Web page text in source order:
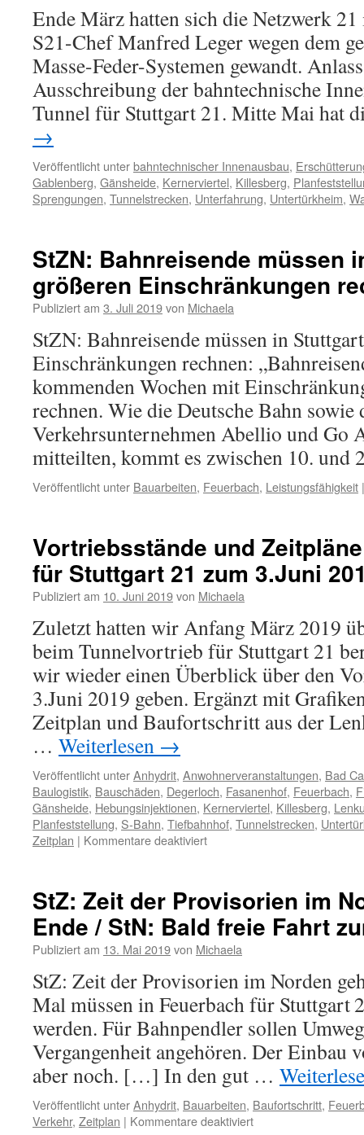
Ende März hatten sich die Netzwerk
S21-Chef Manfred Leger wegen dem
Masse-Feder-Systemen gewandt.
Ausschreibung der bahntechnische
Tunnel für Stuttgart 21. Mitte Mai hat
→
Veröffentlicht unterbahntechnischer Innenausbau,
Gablenberg, Gänsheide, Kernerviertel, Killesberg,
Sprengungen, Tunnelstrecken, Unterfahrung, Untertürkheim,
StZN: Bahnreisende müssen
größeren Einschränkungen
Publiziert am 3. Juli 2019von Michaela
StZN: Bahnreisende müssen in
Einschränkungen rechnen:
kommenden Wochen mit
rechnen. Wie die Deutsche Bahn sowie
Verkehrsunternehmen Abellio und Go
mitteilten, kommt es zwischen 10.
Veröffentlicht unter Bauarbeiten, Feuerbach, Leistungsfähigkeit |
Vortriebsstände und
für Stuttgart 21 zum 3.Juni
Publiziert am 10. Juni 2019von Michaela
Zuletzt hatten wir Anfang März 2019
beim Tunnelvortrieb für Stuttgart 21
wir wieder einen Überblick über den
3.Juni 2019 geben. Ergänzt mit
Zeitplan und Baufortschritt aus der
… Weiterlesen →
Veröffentlicht unterAnhydrit, Anwohnerveranstaltungen, Bad
Baulogistik, Bauschäden, Degerloch, Fasanenhof, Feuerbach,
Gänsheide, Hebungsinjektionen, Kernerviertel, Killesberg,
Planfeststellung, S-Bahn, Tiefbahnhof, Tunnelstrecken,
Zeitplan | Kommentare deaktiviert
StZ: Zeit der Provisorien im
Ende / StN: Bald freie Fahrt
Publiziert am 13. Mai 2019von Michaela
StZ: Zeit der Provisorien im Norden
Mal müssen in Feuerbach für Stuttgart
werden. Für Bahnpendler sollen
Vergangenheit angehören. Der Einbau
aber noch. […] In den gut …
Veröffentlicht unterAnhydrit, Bauarbeiten, Baufortschritt,
Verkehr, Zeitplan | Kommentare deaktiviert